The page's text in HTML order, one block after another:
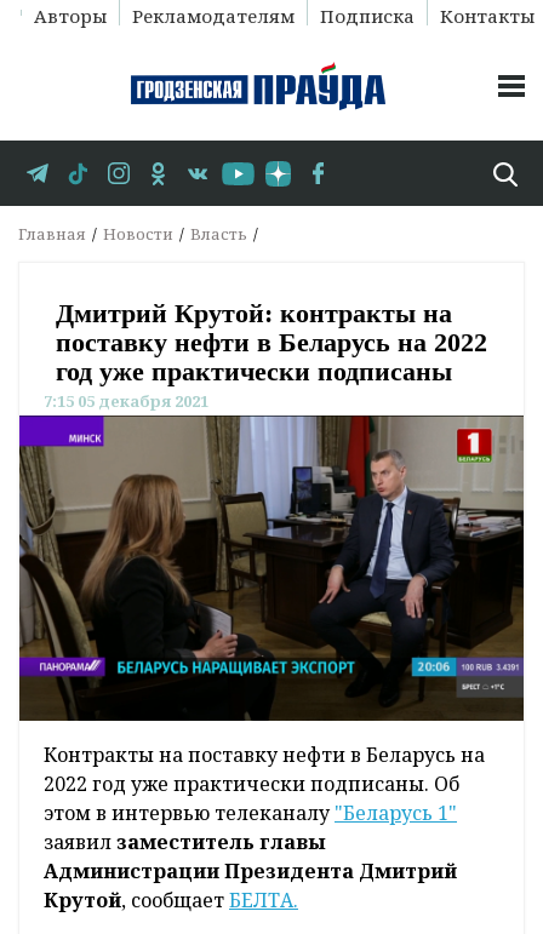
Авторы Рекламодателям Подписка Контакты
Главная Новости Власть
Дмитрий Крутой: контракты на
поставку нефти в Беларусь на 2022
год уже практически подписаны
7:15 05 декабря 2021
Контракты на поставку нефти в Беларусь на
2022 год уже практически подписаны. Об
этом в интервью телеканалу"Беларусь 1"
заявилзаместитель главы
Администрации Президента Дмитрий
Крутой, сообщаетБЕЛТА.